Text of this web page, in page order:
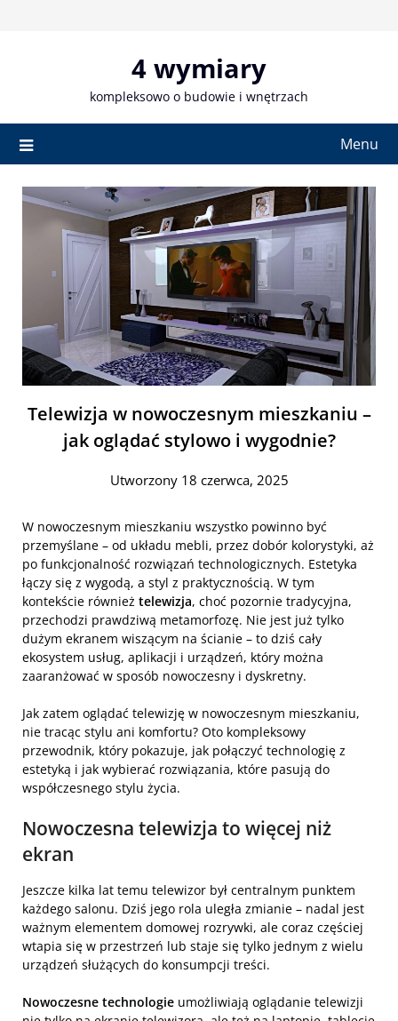
4 wymiary
kompleksowo o budowie i wnętrzach
Menu
Telewizja w nowoczesnym mieszkaniu –
jak oglądać stylowo i wygodnie?
Utworzony 18 czerwca, 2025
W nowoczesnym mieszkaniu wszystko powinno być
przemyślane – od układu mebli, przez dobór kolorystyki, aż
po funkcjonalność rozwiązań technologicznych. Estetyka
łączy się z wygodą, a styl z praktycznością. W tym
kontekście również telewizja, choć pozornie tradycyjna,
przechodzi prawdziwą metamorfozę. Nie jest już tylko
dużym ekranem wiszącym na ścianie – to dziś cały
ekosystem usług, aplikacji i urządzeń, który można
zaaranżować w sposób nowoczesny i dyskretny.
Jak zatem oglądać telewizję w nowoczesnym mieszkaniu,
nie tracąc stylu ani komfortu? Oto kompleksowy
przewodnik, który pokazuje, jak połączyć technologię z
estetyką i jak wybierać rozwiązania, które pasują do
współczesnego stylu życia.
Nowoczesna telewizja to więcej niż
ekran
Jeszcze kilka lat temu telewizor był centralnym punktem
każdego salonu. Dziś jego rola uległa zmianie – nadal jest
ważnym elementem domowej rozrywki, ale coraz częściej
wtapia się w przestrzeń lub staje się tylko jednym z wielu
urządzeń służących do konsumpcji treści.
Nowoczesne technologie umożliwiają oglądanie telewizji